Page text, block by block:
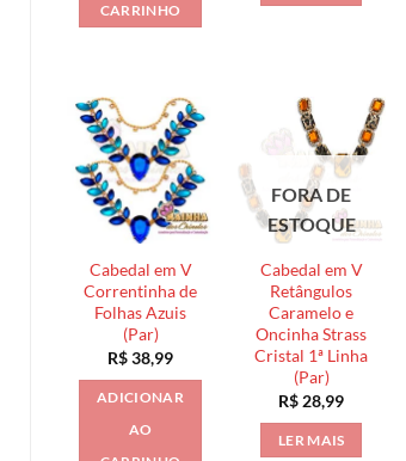
CARRINHO
Cabedal em V
Correntinha de
Folhas Azuis
(Par)
R$38,99
ADICIONAR
AO
FORA DE
ESTOQUE
Cabedal em V
Retângulos
Caramelo e
Oncinha Strass
Cristal 1ª Linha
(Par)
R$ 28,99
LER MAIS